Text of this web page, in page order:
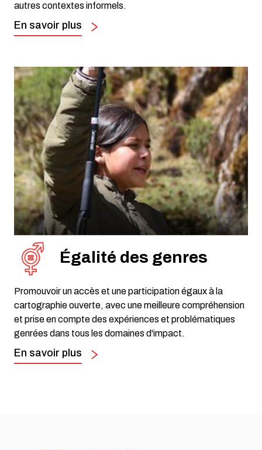
autres contextes informels.
En savoir plus
Égalité des genres
Promouvoir un accès et une participation égaux à la
cartographie ouverte, avec une meilleure compréhension
et prise en compte des expériences et problématiques
genrées dans tous les domaines d'impact.
En savoir plus